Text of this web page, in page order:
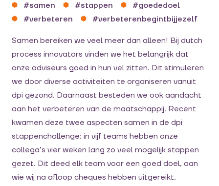
#samen #stappen
#goededoel
#verbeteren
#verbeterenbegintbijjezelf
Samen bereiken we veel meer dan alleen! Bij dutch
process innovators vinden we het belangrijk dat
onze adviseurs goed in hun vel zitten. Dit stimuleren
we door diverse activiteiten te organiseren vanuit
dpi gezond. Daarnaast besteden we ook aandacht
aan het verbeteren van de maatschappij. Recent
kwamen deze twee aspecten samen in de dpi
stappenchallenge: in vijf teams hebben onze
collega’s vier weken lang zo veel mogelijk stappen
gezet. Dit deed elk team voor een goed doel, aan
wie wij na afloop cheques hebben uitgereikt.